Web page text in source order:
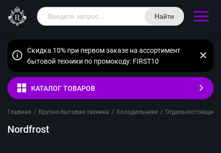
Найти
Скидка 10% при первом заказе на ассортимент
бытовой техники по промокоду: FIRST10
КАТАЛОГ ТОВАРОВ
Главная / Крупно-бытовая техника / Холодильники / Отдельностоящие
Nordfrost